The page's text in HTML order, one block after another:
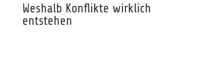
Weshalb Konflikte wirklich
entstehen